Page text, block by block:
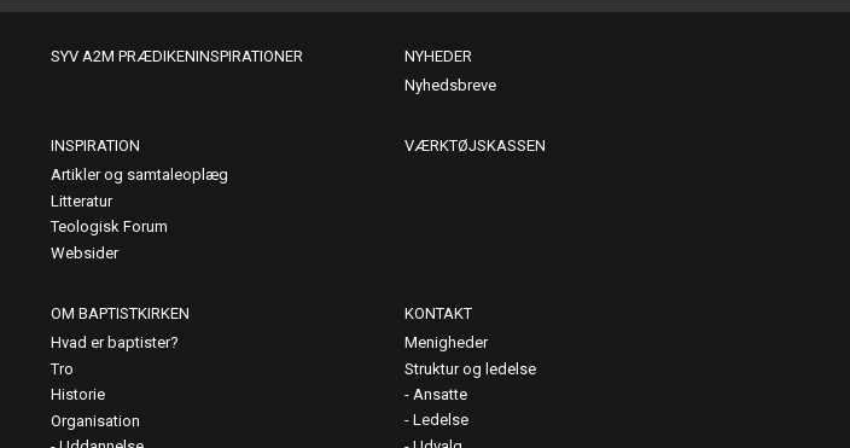
SYV A2M PRÆDIKENINSPIRATIONER
NYHEDER
Nyhedsbreve
INSPIRATION
Artikler og samtaleoplæg
Litteratur
Teologisk Forum
Websider
VÆRKTØJSKASSEN
OM BAPTISTKIRKEN
Hvad er baptister?
Tro
Historie
Organisation
KONTAKT
Menigheder
Struktur og ledelse
Ansatte
Ledelse